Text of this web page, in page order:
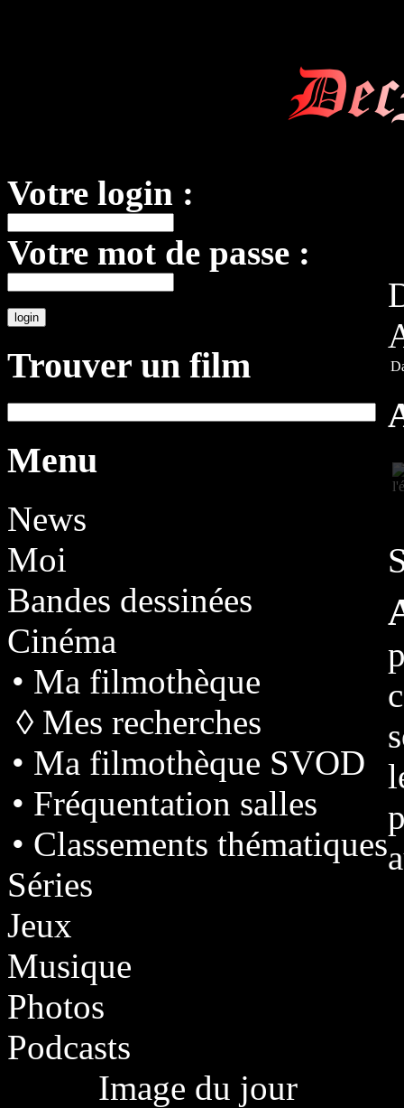
Votre login :
Votre mot de passe :
Trouver un film
Menu
News
Moi
Bandes dessinées
Cinéma
• Ma filmothèque
◊ Mes recherches
• Ma filmothèque SVOD
• Fréquentation salles
• Classements thématiques
Séries
Jeux
Musique
Photos
Podcasts
Image du jour